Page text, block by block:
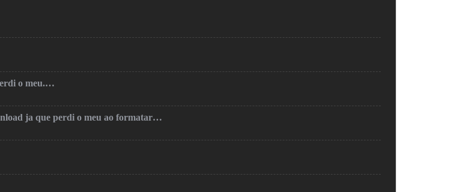
o meu.…
ja que perdi o meu ao formatar…